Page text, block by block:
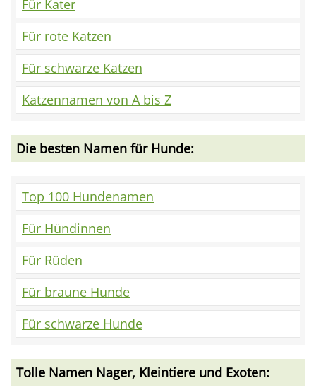
Für Kater
Für rote Katzen
Für schwarze Katzen
Katzennamen von A bis Z
Die besten Namen für Hunde:
Top 100 Hundenamen
Für Hündinnen
Für Rüden
Für braune Hunde
Für schwarze Hunde
Tolle Namen Nager, Kleintiere und Exoten: